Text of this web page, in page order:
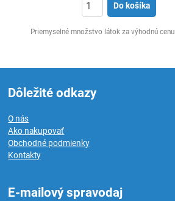
Do košíka
Priemyselné množstvo látok za výhodnú cenu
Dôležité odkazy
O nás
Ako nakupovať
Obchodné podmienky
Kontakty
E-mailový spravodaj